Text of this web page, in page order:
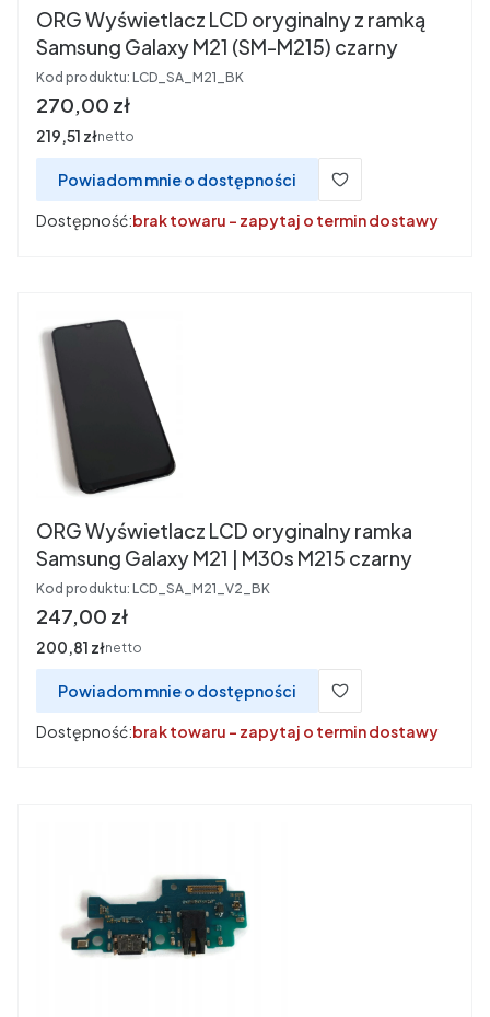
ORG Wyświetlacz LCD oryginalny z ramką
Samsung Galaxy M21 (SM-M215) czarny
Kod produktu: LCD_SA_M21_BK
Cena
270,00 zł
Cena
219,51 złnetto
Powiadom mnie o dostępności
Dostępność:brak towaru - zapytaj o termin dostawy
ORG Wyświetlacz LCD oryginalny ramka
Samsung Galaxy M21 | M30s M215 czarny
Kod produktu: LCD_SA_M21_V2_BK
Cena
247,00 zł
Cena
200,81 złnetto
Powiadom mnie o dostępności
Dostępność:brak towaru - zapytaj o termin dostawy